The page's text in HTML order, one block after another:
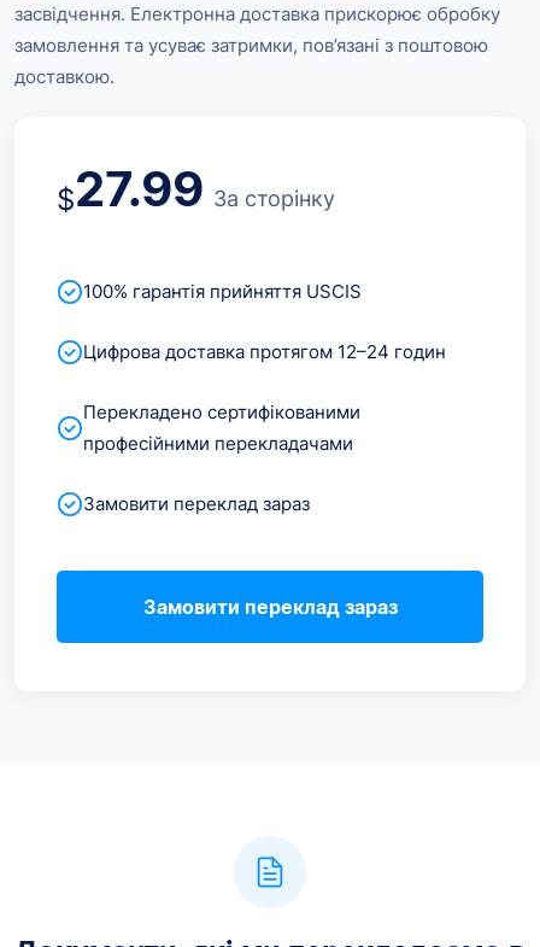
засвідчення. Електронна доставка прискорює обробку
замовлення та усуває затримки, пов’язані з поштовою
доставкою.
$27.99 За сторінку
100% гарантія прийняття USCIS
Цифрова доставка протягом 12–24 годин
Перекладено сертифікованими
професійними перекладачами
Замовити переклад зараз
Замовити переклад зараз